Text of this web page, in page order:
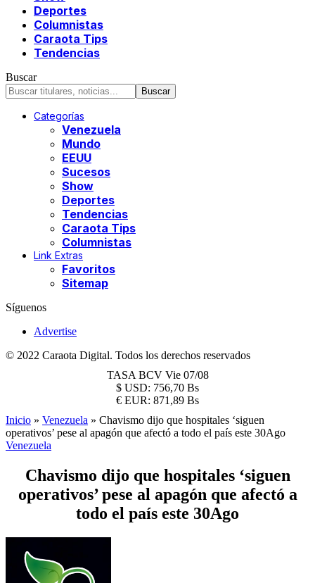
Deportes
Columnistas
Caraota Tips
Tendencias
Buscar
Categorías
Venezuela
Mundo
EEUU
Sucesos
Show
Deportes
Tendencias
Caraota Tips
Columnistas
Link Extras
Favoritos
Sitemap
Síguenos
Advertise
© 2022 Caraota Digital. Todos los derechos reservados
TASA BCV Vie 07/08
$ USD: 756,70 Bs
€ EUR: 871,89 Bs
Inicio » Venezuela » Chavismo dijo que hospitales ‘siguen
operativos’ pese al apagón que afectó a todo el país este 30Ago
Venezuela
Chavismo dijo que hospitales ‘siguen
operativos’ pese al apagón que afectó a
todo el país este 30Ago